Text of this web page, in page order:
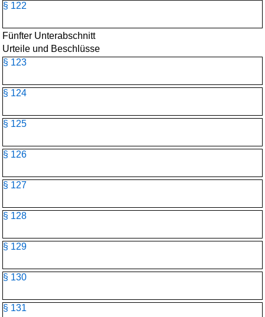
§ 122
Fünfter Unterabschnitt
Urteile und Beschlüsse
§ 123
§ 124
§ 125
§ 126
§ 127
§ 128
§ 129
§ 130
§ 131